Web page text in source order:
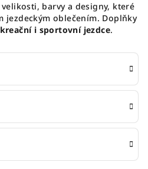
barvy a designy, které
jezdeckým oblečením. Doplňky
i sportovní jezdce.